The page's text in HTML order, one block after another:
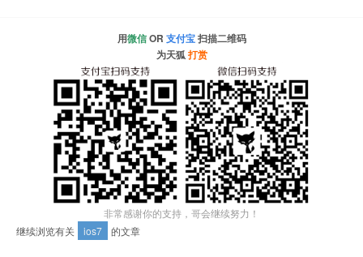
用微信OR 支付宝扫描二维码
为天狐打赏
非常感谢你的支持，哥会继续努力！
继续浏览有关
ios7 的文章